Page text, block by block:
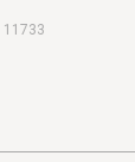
11733